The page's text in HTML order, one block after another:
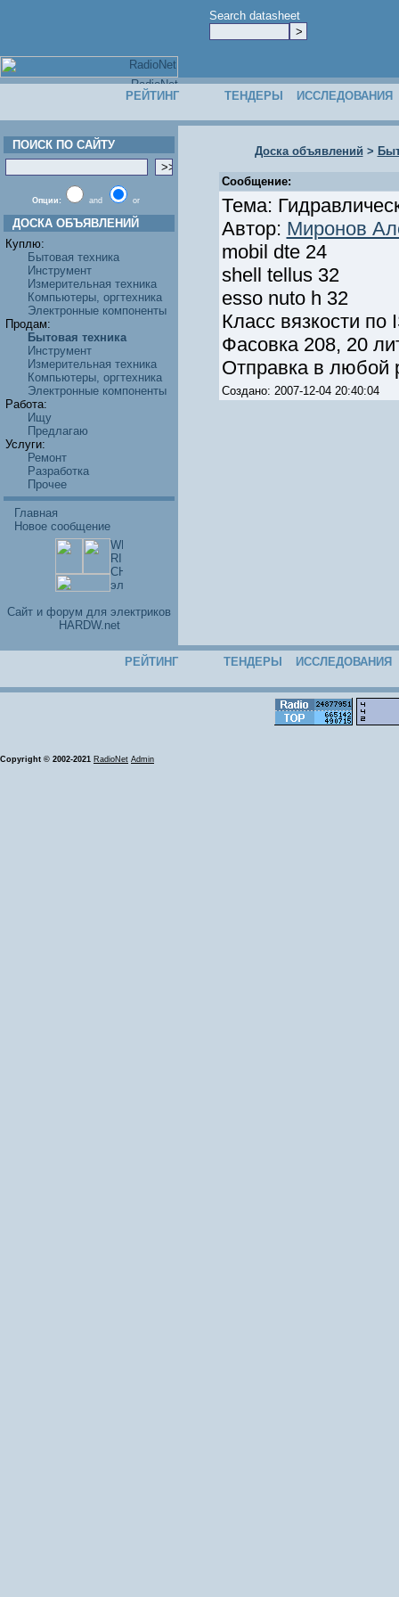
Search datasheet
РЕЙТИНГ ТЕНДЕРЫ ИССЛЕДОВАНИЯ
ПОИСК ПО САЙТУ
Опции: and or
ДОСКА ОБЪЯВЛЕНИЙ
Куплю:
Бытовая техника
Инструмент
Измерительная техника
Компьютеры, оргтехника
Электронные компоненты
Продам:
Бытовая техника
Инструмент
Измерительная техника
Компьютеры, оргтехника
Электронные компоненты
Работа:
Ищу
Предлагаю
Услуги:
Ремонт
Разработка
Прочее
Главная
Новое сообщение
Cайт и форум для электриков
HARDW.net
Доска объявлений >
Сообщение:
Тема:
Автор: Миронов
mobil dte 24
shell tellus 32
esso nuto h 32
Класс вязкости по
Фасовка 208, 20
Отправка в любой
Создано: 2007-12-04 20:40:04
РЕЙТИНГ ТЕНДЕРЫ ИССЛЕДОВАНИЯ
Copyright © 2002-2021 RadioNet Admin